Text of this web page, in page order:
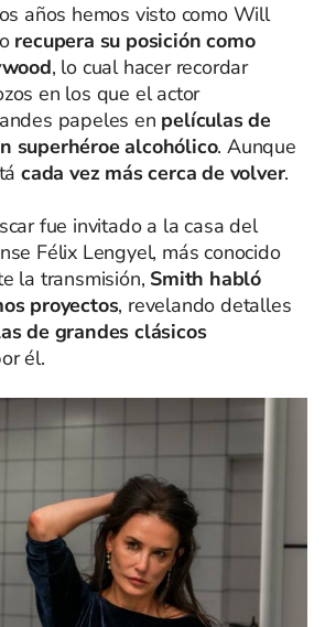
años hemos visto como Will
recupera su posición como
, lo cual hacer recordar
en los que el actor
papeles en películas de
superhéroe alcohólico. Aunque
cada vez más cerca de volver.
fue invitado a la casa del
Félix Lengyel, más conocido
la transmisión, Smith habló
proyectos, revelando detalles
de grandes clásicos
él.